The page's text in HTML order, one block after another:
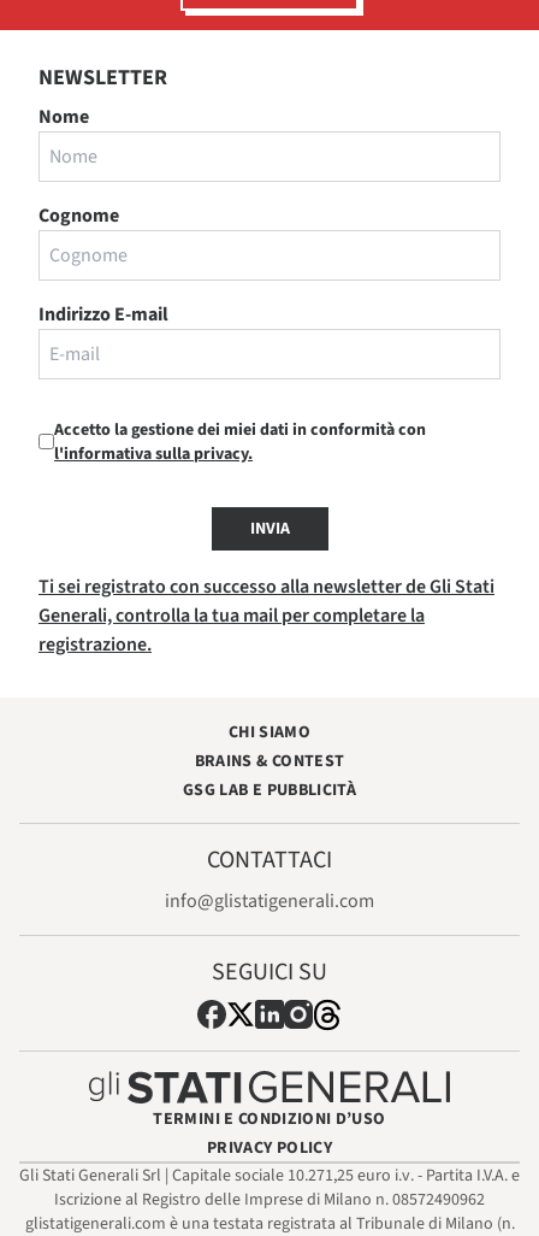
NEWSLETTER
Nome
Cognome
Indirizzo E-mail
Accetto la gestione dei miei dati in conformità con
l'informativa sulla privacy.
INVIA
Ti sei registrato con successo alla newsletter de Gli Stati
Generali, controlla la tua mail per completare la
registrazione.
CHI SIAMO
BRAINS & CONTEST
GSG LAB E PUBBLICITÀ
CONTATTACI
info@glistatigenerali.com
SEGUICI SU
TERMINI E CONDIZIONI D’USO
PRIVACY POLICY
Gli Stati Generali Srl | Capitale sociale 10.271,25 euro i.v. - Partita I.V.A. e
Iscrizione al Registro delle Imprese di Milano n. 08572490962
glistatigenerali.com è una testata registrata al Tribunale di Milano (n.